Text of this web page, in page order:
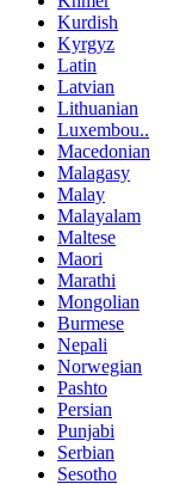
Kurdish
Kyrgyz
Latin
Latvian
Lithuanian
Luxembou..
Macedonian
Malagasy
Malay
Malayalam
Maltese
Maori
Marathi
Mongolian
Burmese
Nepali
Norwegian
Pashto
Persian
Punjabi
Serbian
Sesotho